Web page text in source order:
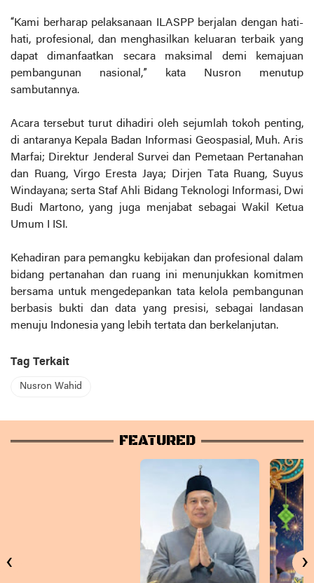
“Kami berharap pelaksanaan ILASPP berjalan dengan hati-
hati, profesional, dan menghasilkan keluaran terbaik yang
dapat dimanfaatkan secara maksimal demi kemajuan
pembangunan nasional,” kata Nusron menutup
sambutannya.
Acara tersebut turut dihadiri oleh sejumlah tokoh penting,
di antaranya Kepala Badan Informasi Geospasial, Muh. Aris
Marfai; Direktur Jenderal Survei dan Pemetaan Pertanahan
dan Ruang, Virgo Eresta Jaya; Dirjen Tata Ruang, Suyus
Windayana; serta Staf Ahli Bidang Teknologi Informasi, Dwi
Budi Martono, yang juga menjabat sebagai Wakil Ketua
Umum I ISI.
Kehadiran para pemangku kebijakan dan profesional dalam
bidang pertanahan dan ruang ini menunjukkan komitmen
bersama untuk mengedepankan tata kelola pembangunan
berbasis bukti dan data yang presisi, sebagai landasan
menuju Indonesia yang lebih tertata dan berkelanjutan.
Tag Terkait
Nusron Wahid
FEATURED
‹ ›